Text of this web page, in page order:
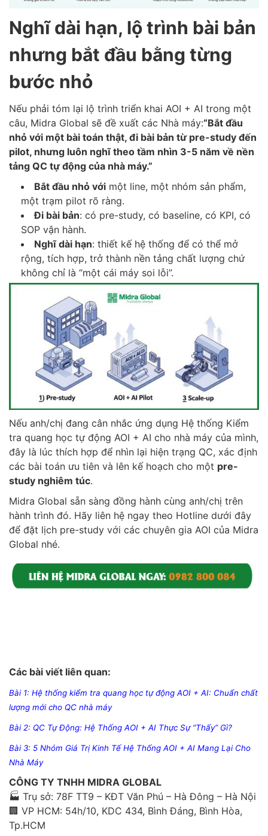
Nghĩ dài hạn, lộ trình bài bản
nhưng bắt đầu bằng từng
bước nhỏ
Nếu phải tóm lại lộ trình triển khai AOI + AI trong một
câu, Midra Global sẽ đề xuất các Nhà máy:“Bắt đầu
nhỏ với một bài toán thật, đi bài bản từ pre-study đến
pilot, nhưng luôn nghĩ theo tầm nhìn 3-5 năm về nền
tảng QC tự động của nhà máy.”
Bắt đầu nhỏ với một line, một nhóm sản phẩm,
một trạm pilot rõ ràng.
Đi bài bản: có pre-study, có baseline, có KPI, có
SOP vận hành.
Nghĩ dài hạn: thiết kế hệ thống để có thể mở
rộng, tích hợp, trở thành nền tảng chất lượng chứ
không chỉ là “một cái máy soi lỗi”.
Nếu anh/chị đang cân nhắc ứng dụng Hệ thống Kiểm
tra quang học tự động AOI + AI cho nhà máy của mình,
đây là lúc thích hợp để nhìn lại hiện trạng QC, xác định
các bài toán ưu tiên và lên kế hoạch cho một pre-
study nghiêm túc.
Midra Global sẵn sàng đồng hành cùng anh/chị trên
hành trình đó. Hãy liên hệ ngay theo Hotline dưới đây
để đặt lịch pre-study với các chuyên gia AOI của Midra
Global nhé.
Các bài viết liên quan:
Bài 1: Hệ thống kiểm tra quang học tự động AOI + AI: Chuẩn chất
lượng mới cho QC nhà máy
Bài 2: QC Tự Động: Hệ Thống AOI + AI Thực Sự “Thấy” Gì?
Bài 3: 5 Nhóm Giá Trị Kinh Tế Hệ Thống AOI + AI Mang Lại Cho
Nhà Máy
CÔNG TY TNHH MIDRA GLOBAL
🏭 Trụ sở: 78F TT9 – KĐT Văn Phú – Hà Đông – Hà Nội
🏢 VP HCM: 54h/10, KDC 434, Bình Đáng, Bình Hòa,
Tp.HCM